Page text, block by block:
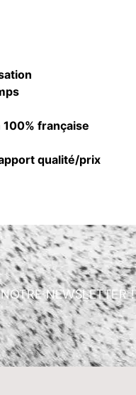
100% française
qualité/prix
NEWSLETTER !